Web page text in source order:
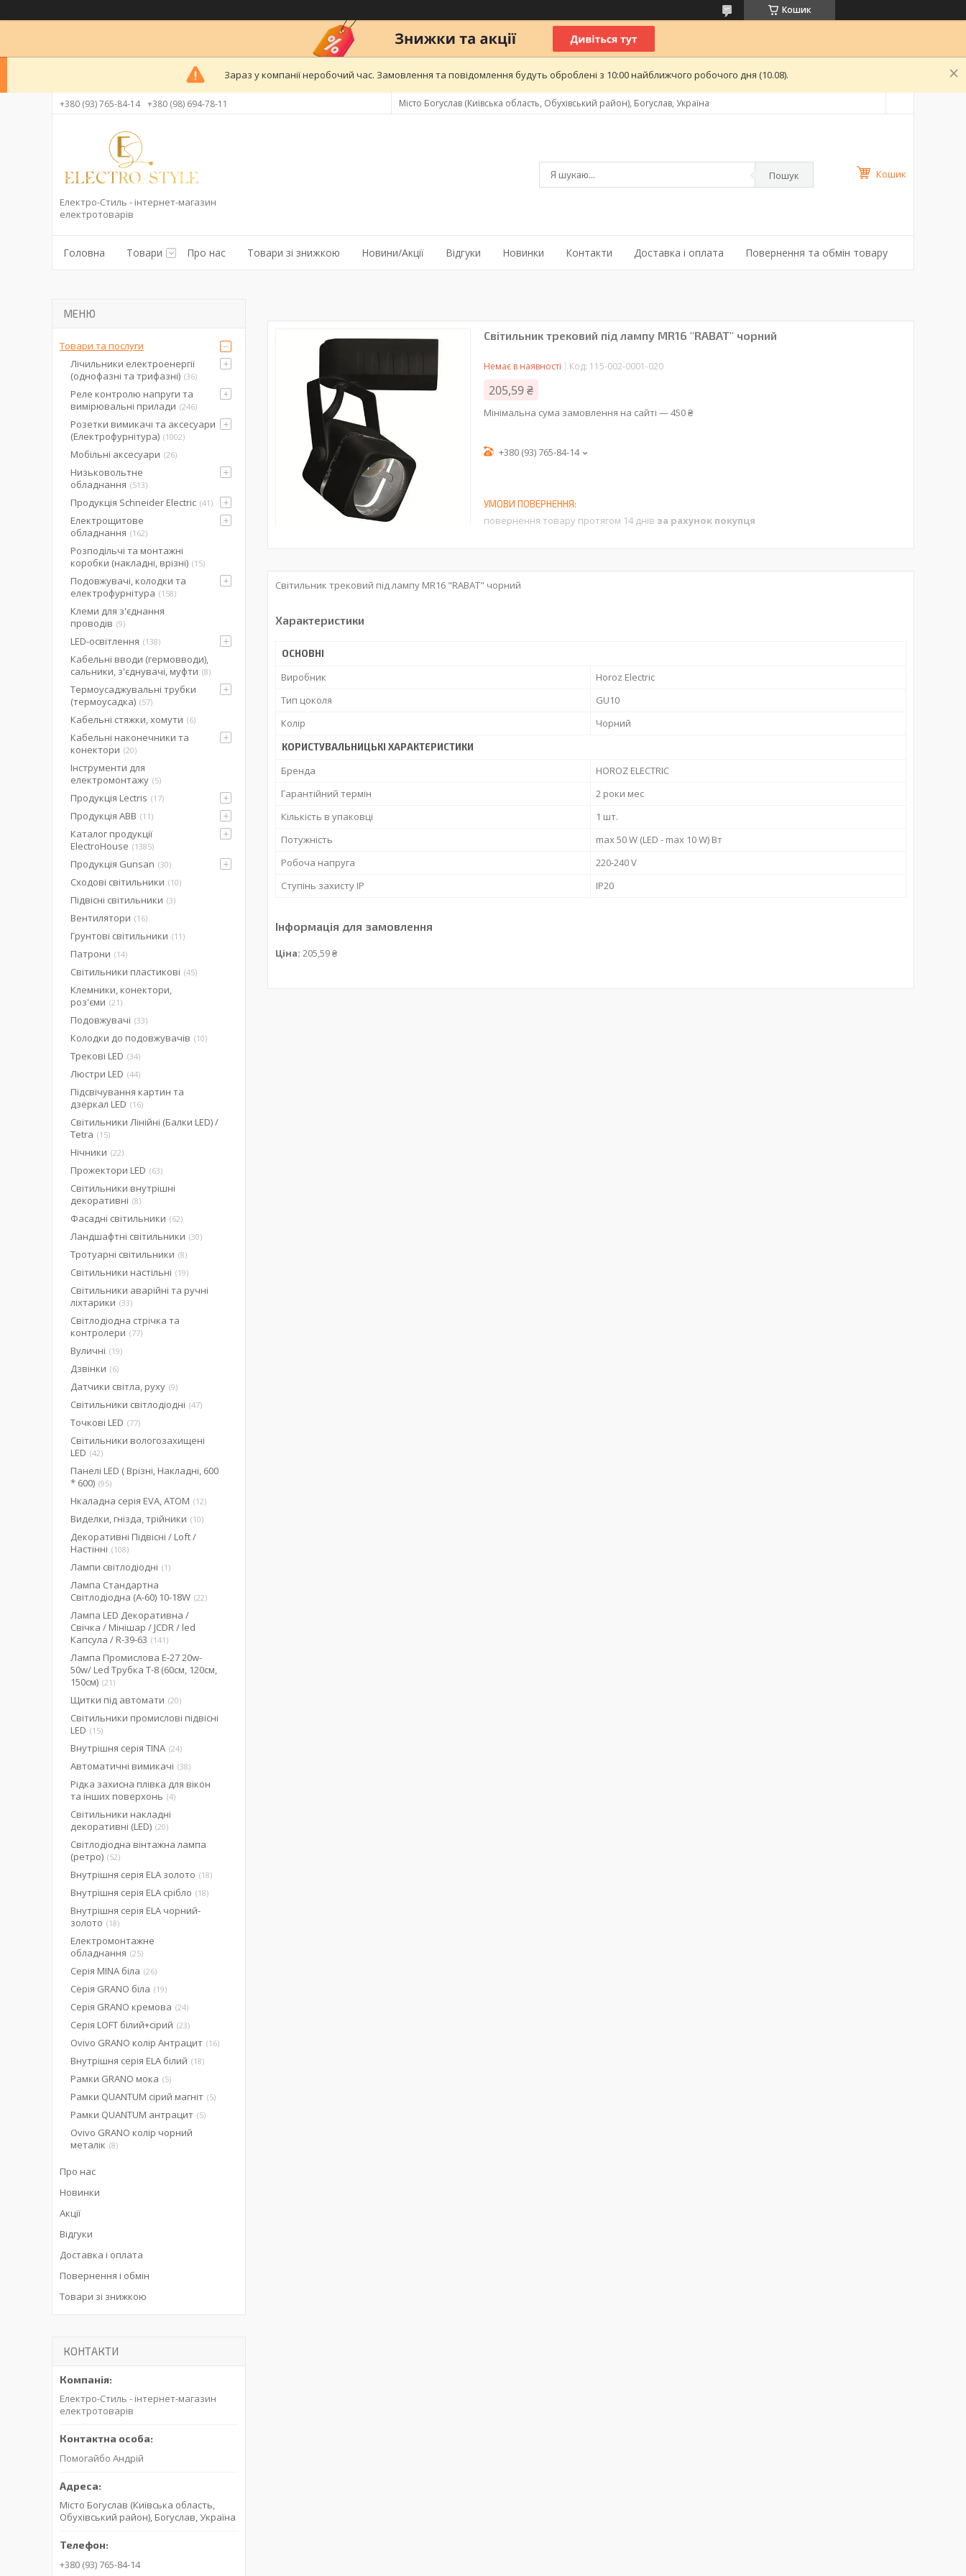
Кошик
Зараз у компанії неробочий час. Замовлення та повідомлення будуть оброблені з 10:00 найближчого робочого дня (10.08).
+380 (93) 765-84-14 +380 (98) 694-78-11 Місто Богуслав (Київська область, Обухівський район), Богуслав, Україна
Електро-Стиль - інтернет-магазин
електротоварів
Пошук Кошик
Головна Товари Про нас Товари зі знижкою Новини/Акції Відгуки Новинки Контакти Доставка і оплата Повернення та обмін товару
Світильник трековий під лампу MR16 "RABAT" чорний
Немає в наявності Код: 115-002-0001-020
205,59 ₴
Мінімальна сума замовлення на сайті — 450 ₴
+380 (93) 765-84-14
повернення товару протягом 14 днів за рахунок покупця
Світильник трековий під лампу MR16 "RABAT" чорний
Характеристики
ОСНОВНІ
Виробник
Horoz Electric
Тип цоколя
GU10
Колір
Чорний
КОРИСТУВАЛЬНИЦЬКІ ХАРАКТЕРИСТИКИ
Бренда
HOROZ ELECTRIC
Гарантійний термін
2 роки мес
Кількість в упаковці
1 шт.
Потужність
max 50 W (LED - max 10 W) Вт
Робоча напруга
220-240 V
Ступінь захисту IP
IP20
Інформація для замовлення
Ціна: 205,59 ₴
Товари та послуги
Лічильники електроенергії
(однофазні та трифазні) 36
Реле контролю напруги та
вимірювальні прилади 246
Розетки вимикачі та аксесуари
(Електрофурнітура) 1002
Мобільні аксесуари 26
Низьковольтне
обладнання
513
Продукція Schneider Electric 41
Електрощитове
обладнання
162
Розподільчі та монтажні
коробки (накладні, врізні) 15
Подовжувачі, колодки та
електрофурнітура
158
Клеми для з'єднання
проводів 9
LED-освітлення 138
Кабельні вводи (гермовводи),
сальники, з'єднувачі, муфти 8
Термоусаджувальні трубки
(термоусадка) 57
Кабельні стяжки, хомути 6
Кабельні наконечники та
конектори 20
Інструменти для
електромонтажу 5
Продукція Lectris 17
Продукція ABB 11
Каталог продукції
ElectroHouse
1385
Продукція Gunsan 30
Сходові світильники 10
Підвісні світильники 3
Вентилятори 16
Грунтові світильники 11
Патрони 14
Світильники пластикові 45
Клемники, конектори,
роз'єми 21
Подовжувачі 33
Колодки до подовжувачів 10
Трекові LED 34
Люстри LED 44
Підсвічування картин та
дзеркал LED
16
Світильники Лінійні (Балки LED) /
Tetra
15
Нічники 22
Прожектори LED 63
Світильники внутрішні
декоративні 8
Фасадні світильники 62
Ландшафтні світильники 30
Тротуарні світильники 8
Світильники настільні 19
Світильники аварійні та ручні
ліхтарики 33
Світлодіодна стрічка та
контролери
77
Вуличні 19
Дзвінки 6
Датчики світла, руху 9
Світильники світлодіодні 47
Точкові LED 77
Світильники вологозахищені
LED 42
Панелі LED ( Врізні, Накладні, 600
* 600) 95
Нкаладна серія EVA, ATOM 12
Виделки, гнізда, трійники 10
Декоративні Підвісні / Loft /
Настінні
108
Лампи світлодіодні 1
Лампа Стандартна
Світлодіодна (А-60) 10-18W 22
Лампа LED Декоративна /
Свічка / Мінішар / JCDR / led
Капсула / R-39-63
141
Лампа Промислова Е-27 20w-
50w/ Led Трубка Т-8 (60см, 120см,
150см) 21
Щитки під автомати 20
Світильники промислові підвісні
LED
15
Внутрішня серія TINA 24
Автоматичні вимикачі 38
Рідка захисна плівка для вікон
та інших поверхонь 4
Світильники накладні
декоративні (LED) 20
Світлодіодна вінтажна лампа
(ретро) 52
Внутрішня серія ELA золото 18
Внутрішня серія ELA срібло 18
Внутрішня серія ELA чорний-
золото
18
Електромонтажне
обладнання 25
Серія MINA біла 26
Серія GRANO біла 19
Серія GRANO кремова 24
Серія LOFT білий+сірий 23
Ovivo GRANO колір Антрацит 16
Внутрішня серія ELA білий 18
Рамки GRANO мока 5
Рамки QUANTUM сірий магніт 5
Рамки QUANTUM антрацит 5
Ovivo GRANO колір чорний
металік 8
Про нас
Новинки
Акції
Відгуки
Доставка і оплата
Повернення і обмін
Товари зі знижкою
КОНТАКТИ
Електро-Стиль - інтернет-магазин
електротоварів
Помогайбо Андрій
Місто Богуслав (Київська область,
Обухівський район), Богуслав, Україна
+380 (93) 765-84-14